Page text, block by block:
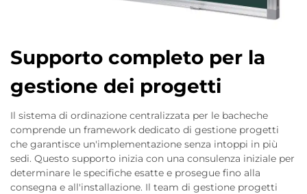
Supporto completo per la
gestione dei progetti
Il sistema di ordinazione centralizzata per le bacheche
comprende un framework dedicato di gestione progetti
che garantisce un'implementazione senza intoppi in più
sedi. Questo supporto inizia con una consulenza iniziale per
determinare le specifiche esatte e prosegue fino alla
consegna e all'installazione. Il team di gestione progetti